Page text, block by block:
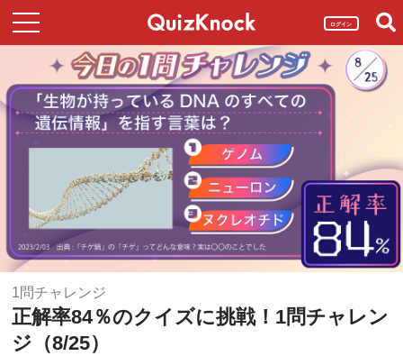
ログイン
1問チャレンジ
正解率84％のクイズに挑戦！1問チャレン
ジ（8/25）